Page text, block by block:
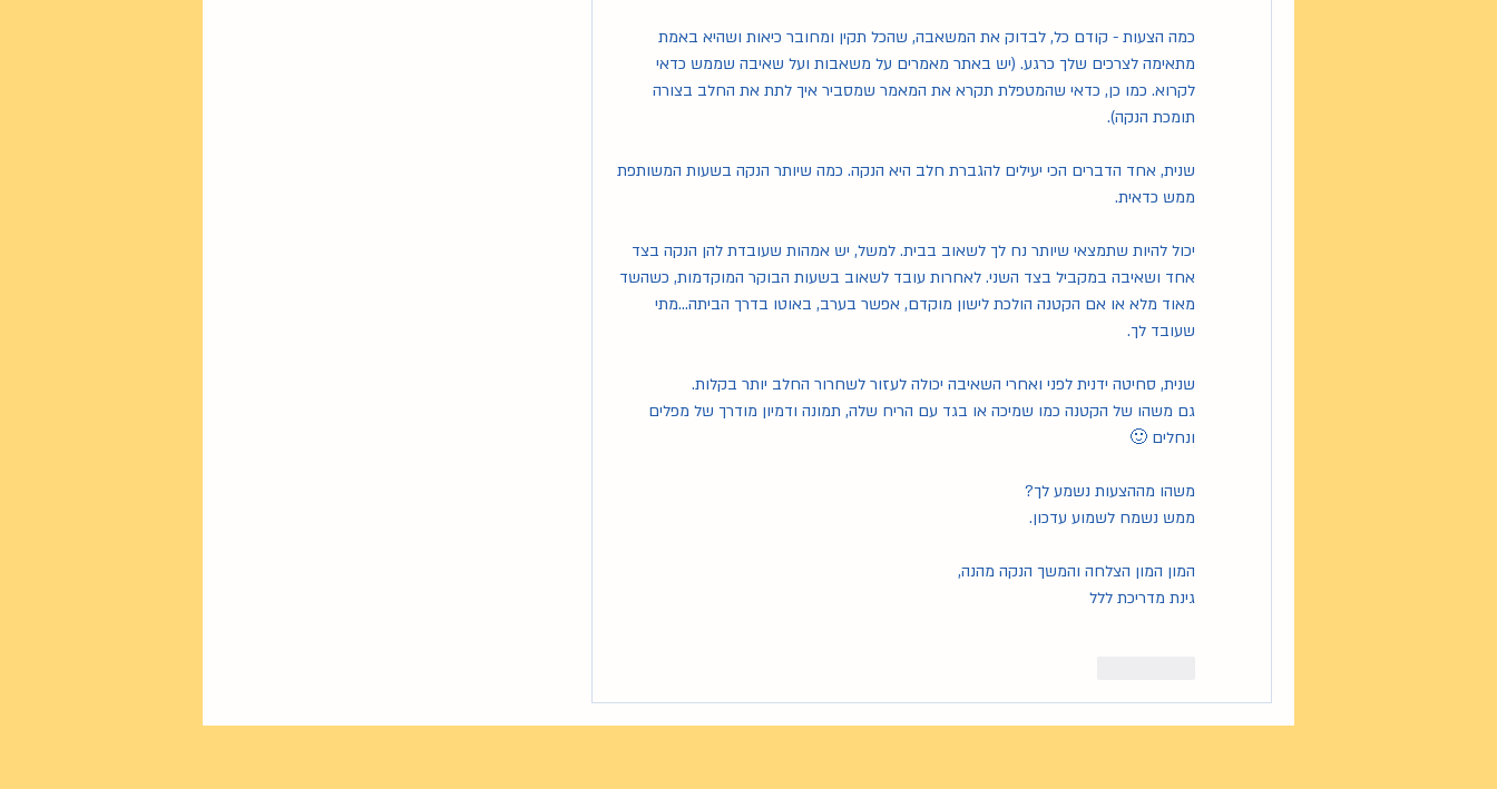
תומכת הנקה).
ממש כדאית.
שעובד לך.
שנית, סחיטה ידנית לפני ואחרי השאיבה יכולה לעזור לשחרור החלב יותר בקלות.
ונחלים 🙂
משהו מההצעות נשמע לך?
ממש נשמח לשמוע עדכון.
המון המון הצלחה והמשך הנקה מהנה,
גינת מדריכת ללל